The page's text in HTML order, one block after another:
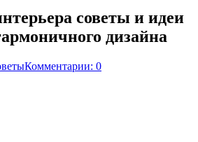
советы и идеи
дизайна
Комментарии: 0